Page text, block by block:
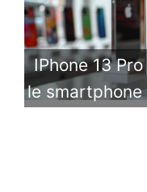
IPhone 13
le smartphone